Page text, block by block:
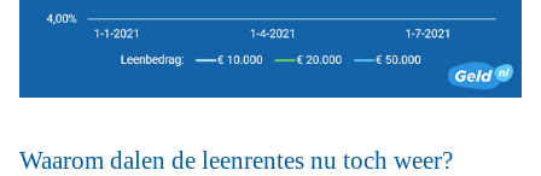
Waarom dalen de leenrentes nu toch weer?